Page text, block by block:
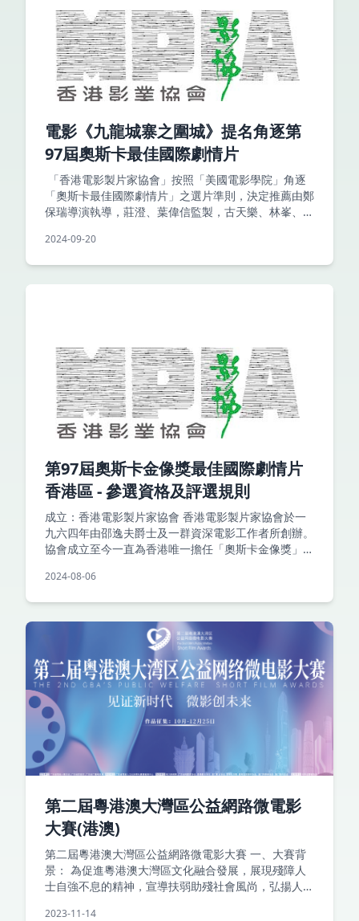
電影《九龍城寨之圍城》提名角逐第
97屆奧斯卡最佳國際劇情片
「香港電影製片家協會」按照「美國電影學院」角逐
「奧斯卡最佳國際劇情片」之選片準則，決定推薦由鄭
保瑞導演執導，莊澄、葉偉信監製，古天樂、林峯、劉
限公司、
2024-09-20
第97屆奧斯卡金像獎最佳國際劇情片
香港區 - 參選資格及評選規則
成立：香港電影製片家協會 香港電影製片家協會於一
九六四年由邵逸夫爵士及一群資深電影工作者所創辦。
協會成立至今一直為香港唯一擔任「奧斯卡金像獎」香
「美
2024-08-06
第二屆粵港澳大灣區公益網路微電影
大賽(港澳)
第二屆粵港澳大灣區公益網路微電影大賽 一、大賽背
景： 為促進粵港澳大灣區文化融合發展，展現殘障人
士自強不息的精神，宣導扶弱助殘社會風尚，弘揚人道
2023-11-14